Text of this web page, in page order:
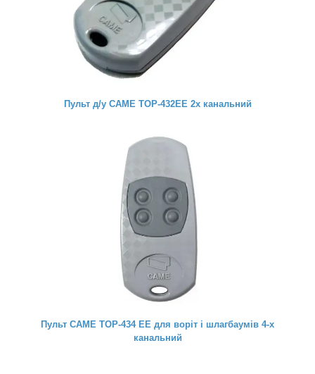
Пульт д/у CAME TOP-432EE 2х канальний
Пульт CAME TOP-434 EE для воріт і шлагбаумів 4-х
канальний